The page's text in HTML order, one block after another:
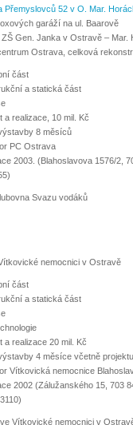
Přemyslovců 52 v O. Mar.
garáží na ul. Baarově
Gen. Janka v Ostravě – Mar.
Ostrava, celková
část
a statická část
a realizace, 10 mil. Kč
8 měsíců
PC Ostrava
2003. (Blahoslavova 1576/2,
Svazu vodáků
nemocnici v Ostravě
část
a statická část
a realizace 20 mil. Kč
4 měsíce včetně projektu
Vítkovická nemocnice
2002 (Zálužanského 15, 703
Vítkovické nemocnici v